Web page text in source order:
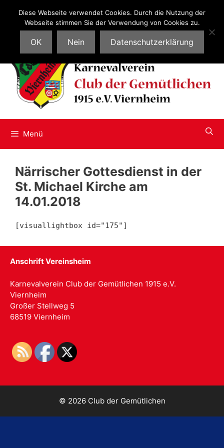
Inhalt
springen
Kontakt
Menü
Närrischer Gottesdienst in der
St. Michael Kirche am
14.01.2018
[visuallightbox id="175"]
Anschrift Vereinsheim
Karnevalverein Club der Gemütlichen 1915 e.V.
Viernheim
Großer Stellweg 5
68519 Viernheim
© 2026 Club der Gemütlichen
Diese Webseite verwendet Cookies. Durch die Nutzung der
Webseite stimmen Sie der Verwendung von Cookies zu.
OK Nein Datenschutzerklärung